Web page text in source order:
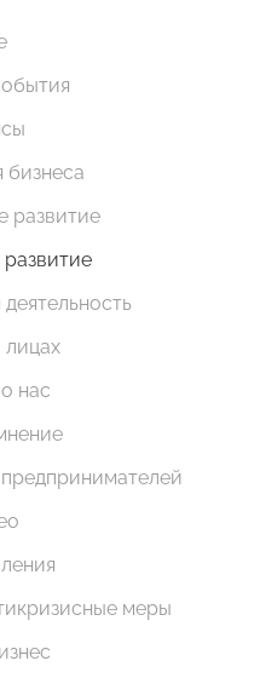
бизнеса
развитие
нас
меры